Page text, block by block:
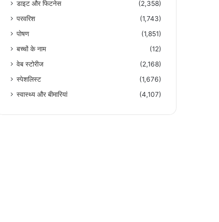
डाइट और फिटनेस
(2,358)
परवरिश
(1,743)
पोषण
(1,851)
बच्चों के नाम
(12)
वेब स्टोरीज
(2,168)
स्पेशलिस्ट
(1,676)
स्वास्थ्य और बीमारियां
(4,107)